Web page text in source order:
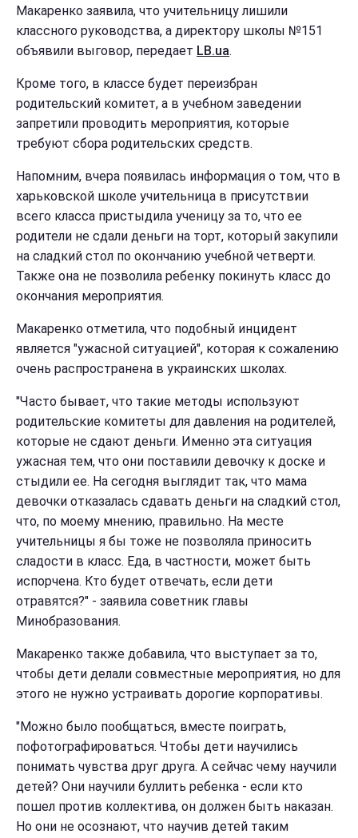
Макаренко заявила, что учительницу лишили
классного руководства, а директору школы №151
объявили выговор, передает LB.ua.
Кроме того, в классе будет переизбран
родительский комитет, а в учебном заведении
запретили проводить мероприятия, которые
требуют сбора родительских средств.
Напомним, вчера появилась информация о том, что в
харьковской школе учительница в присутствии
всего класса пристыдила ученицу за то, что ее
родители не сдали деньги на торт, который закупили
на сладкий стол по окончанию учебной четверти.
Также она не позволила ребенку покинуть класс до
окончания мероприятия.
Макаренко отметила, что подобный инцидент
является "ужасной ситуацией", которая к сожалению
очень распространена в украинских школах.
"Часто бывает, что такие методы используют
родительские комитеты для давления на родителей,
которые не сдают деньги. Именно эта ситуация
ужасная тем, что они поставили девочку к доске и
стыдили ее. На сегодня выглядит так, что мама
девочки отказалась сдавать деньги на сладкий стол,
что, по моему мнению, правильно. На месте
учительницы я бы тоже не позволяла приносить
сладости в класс. Еда, в частности, может быть
испорчена. Кто будет отвечать, если дети
отравятся?" - заявила советник главы
Минобразования.
Макаренко также добавила, что выступает за то,
чтобы дети делали совместные мероприятия, но для
этого не нужно устраивать дорогие корпоративы.
"Можно было пообщаться, вместе поиграть,
пофотографироваться. Чтобы дети научились
понимать чувства друг друга. А сейчас чему научили
детей? Они научили буллить ребенка - если кто
пошел против коллектива, он должен быть наказан.
Но они не осознают, что научив детей таким